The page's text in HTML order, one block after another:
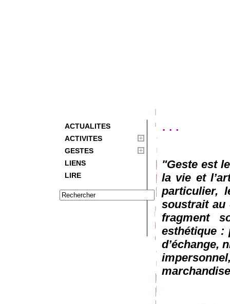
ACTUALITES
ACTIVITES
GESTES
LIENS
LIRE
...
"Geste est
la vie et
particulier,
soustrait au
fragment
esthétique :
d’échange,